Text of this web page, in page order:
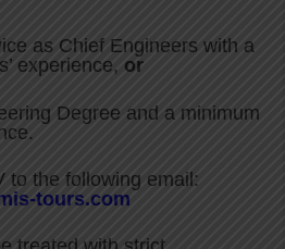
as Chief Engineers with a
experience,or
Degree and a minimum
to the following email:
tours.com